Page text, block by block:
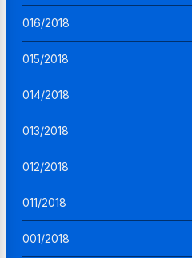
016/2018
015/2018
014/2018
013/2018
012/2018
011/2018
001/2018